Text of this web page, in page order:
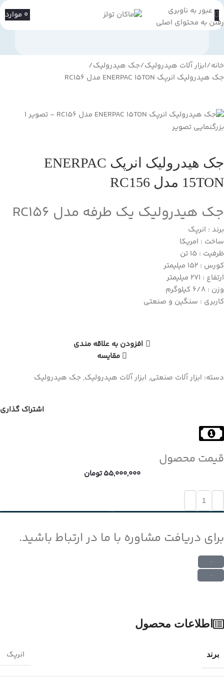
عبور به ناوبری
رفتن به محتوای اصلی
0 موارد
خانه ابزار آلات هیدرولیک جک هیدرولیک
جک هیدرولیک انرپک ENERPAC 15TON مدل RC156
بزرگنمایی تصویر
جک هیدرولیک انرپک ENERPAC
15TON مدل RC156
جک هیدرولیک یک طرفه مدل RC156
برند : انرپک
ساخت : امریکا
ظرفیت : 15 تن
کورس : 152 میلیمتر
ارتفاع : 271 میلیمتر
وزن : 6/8 کیلوگرم
کاربری : سنگین و صنعتی
افزودن به علاقه مندی
مقایسه
دسته: ابزار آلات صنعتی, ابزار آلات هیدرولیک, جک هیدرولیک
اشتراک گذاری
قیمت محصول
55,000,000تومان
برای دریافت مشاوره با ما در ارتباط باشید.
اطلاعات محصول
برند انرپک